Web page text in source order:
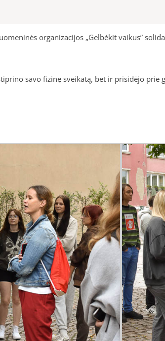
organizacijos „Gelbėkit vaikus”
savo fizinę sveikatą, bet ir prisidėjo